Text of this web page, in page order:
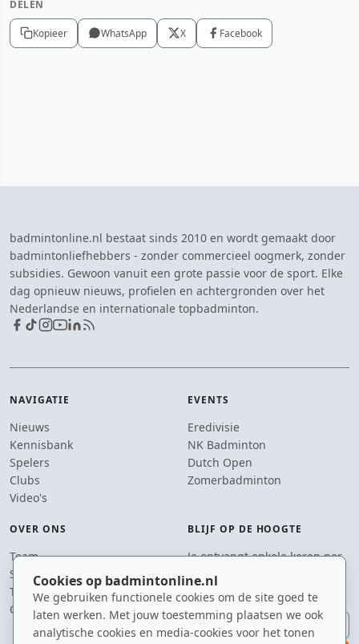
Cookies op badmintonline.nl
We gebruiken functionele cookies om de site goed te
laten werken. Met jouw toestemming plaatsen we ook
analytische cookies en media-cookies voor het tonen
DELEN
Kopieer WhatsApp X Facebook
badmintonline.nl bestaat sinds 2010 en wordt gemaakt door
badmintonliefhebbers - zonder commercieel oogmerk, zonder
subsidies. Gewoon vanuit een grote passie voor de sport. Elke
dag opnieuw nieuws, profielen en achtergronden over het
Nederlandse en internationale topbadminton.
NAVIGATIE
Nieuws
Kennisbank
Spelers
Clubs
Video's
EVENTS
Eredivisie
NK Badminton
Dutch Open
Zomerbadminton
OVER ONS
Team
Supporters
Tip de redactie
Contact
BLIJF OP DE HOOGTE
Je ontvangt enkele keren per
jaar een e-mail met het
laatste badmintonnieuws.
E-mailadres